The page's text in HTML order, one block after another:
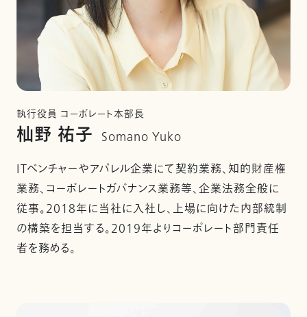
執行役員 コーポレート本部長
杣野 祐子
Somano Yuko
ITベンチャーやアパレル企業にて契約業務、知的財産権
業務、コーポレートガバナンス業務等、企業法務全般に
従事。2018年に当社に入社し、上場に向けた内部統制
の構築を担当する。2019年よりコーポレート部門責任
者を務める。